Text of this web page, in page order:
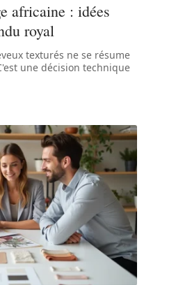
africaine : idées
royal
texturés ne se résume
une décision technique